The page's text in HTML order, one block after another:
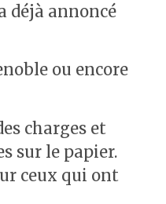
déjà annoncé
ou encore
charges et
sur le papier.
ceux qui ont